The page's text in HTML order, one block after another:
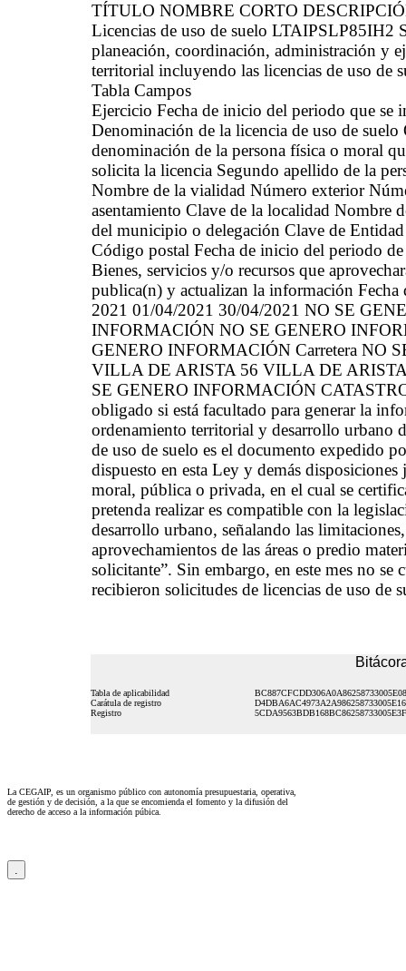
TÍTULO NOMBRE CORTO
Licencias de uso de suelo LTAIPSLP85IH2
planeación, coordinación, administración y
territorial incluyendo las licencias de uso de
Tabla Campos
Ejercicio Fecha de inicio del periodo que se
Denominación de la licencia de uso de
denominación de la persona física o moral
solicita la licencia Segundo apellido de la
Nombre de la vialidad Número exterior
asentamiento Clave de la localidad Nombre
del municipio o delegación Clave de
Código postal Fecha de inicio del periodo
Bienes, servicios y/o recursos que
publica(n) y actualizan la información
2021 01/04/2021 30/04/2021 NO SE
INFORMACIÓN NO SE GENERO
GENERO INFORMACIÓN Carretera NO
VILLA DE ARISTA 56 VILLA DE ARISTA
SE GENERO INFORMACIÓN
obligado si está facultado para generar la
ordenamiento territorial y desarrollo urbano
de uso de suelo es el documento expedido
dispuesto en esta Ley y demás
moral, pública o privada, en el cual se
pretenda realizar es compatible con la
desarrollo urbano, señalando las
aprovechamientos de las áreas o predio
solicitante”. Sin embargo, en este mes no
recibieron solicitudes de licencias de uso de
Tabla de aplicabilidad
Carátula de registro
Registro
La CEGAIP, es un organismo público con autonomía presupuestaria, operativa,
de gestión y de decisión, a la que se encomienda el fomento y la difusión del
derecho de acceso a la información púbica.